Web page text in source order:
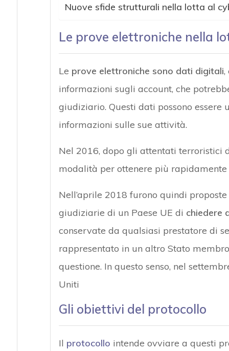
Nuove sfide strutturali nella lotta al
Le prove elettroniche nella
Le prove elettroniche sono dati digitali,
informazioni sugli account, che
giudiziario. Questi dati possono
informazioni sulle sue attività.
Nel 2016, dopo gli attentati terroristici
modalità per ottenere più
Nell’aprile 2018 furono quindi
giudiziarie di un Paese UE di chiedere
conservate da qualsiasi prestatore di
rappresentato in un altro Stato
questione. In questo senso, nel
Uniti
Gli obiettivi del protocollo
Il protocollo intende ovviare a questi